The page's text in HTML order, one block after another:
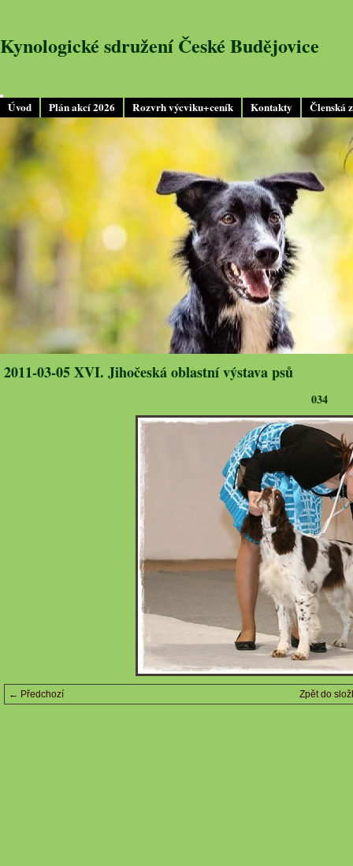
Úvod Plán akcí 2026 Rozvrh výcviku+ceník Kontakty Členská
Kynologické sdružení České Budějovice
2011-03-05 XVI. Jihočeská oblastní výstava psů
034
← Předchozí Zpět do